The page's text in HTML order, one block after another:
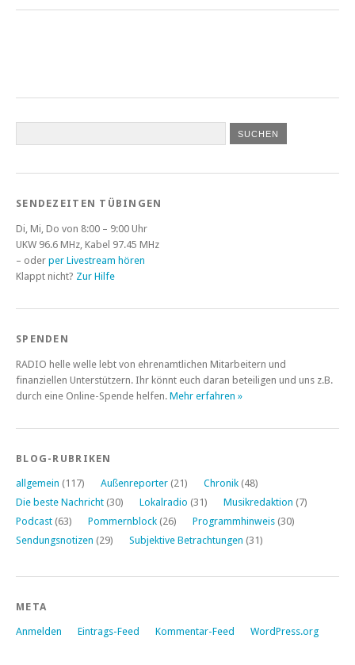
SENDEZEITEN TÜBINGEN
Di, Mi, Do von 8:00 – 9:00 Uhr
UKW 96.6 MHz, Kabel 97.45 MHz
– oder per Livestream hören
Klappt nicht? Zur Hilfe
SPENDEN
RADIO helle welle lebt von ehrenamtlichen Mitarbeitern und
finanziellen Unterstützern. Ihr könnt euch daran beteiligen und uns z.B.
durch eine Online-Spende helfen. Mehr erfahren »
BLOG-RUBRIKEN
allgemein (117) Außenreporter (21) Chronik (48)
Die beste Nachricht (30) Lokalradio (31) Musikredaktion (7)
Podcast (63) Pommernblock (26) Programmhinweis (30)
Sendungsnotizen (29) Subjektive Betrachtungen (31)
META
Anmelden Eintrags-Feed Kommentar-Feed WordPress.org